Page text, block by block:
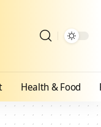
Health & Food